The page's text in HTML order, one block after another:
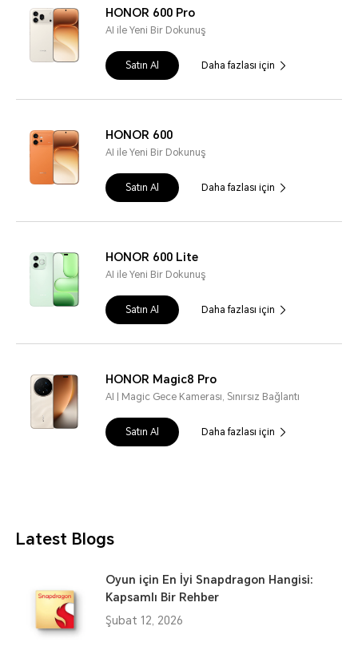
HONOR 600 Pro
AI ile Yeni Bir Dokunuş
Satın Al Daha fazlası için
HONOR 600
AI ile Yeni Bir Dokunuş
Satın Al Daha fazlası için
HONOR 600 Lite
AI ile Yeni Bir Dokunuş
Satın Al Daha fazlası için
HONOR Magic8 Pro
AI | Magic Gece Kamerası, Sınırsız Bağlantı
Satın Al Daha fazlası için
Latest Blogs
Oyun için En İyi Snapdragon Hangisi:
Kapsamlı Bir Rehber
Şubat 12, 2026